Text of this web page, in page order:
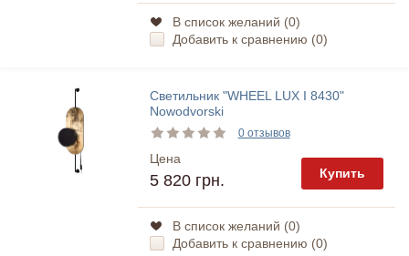
В список желаний (0)
Добавить к сравнению (0)
Светильник "WHEEL LUX I 8430"
Nowodvorski
0 отзывов
Цена
5 820 грн. Купить
В список желаний (0)
Добавить к сравнению (0)